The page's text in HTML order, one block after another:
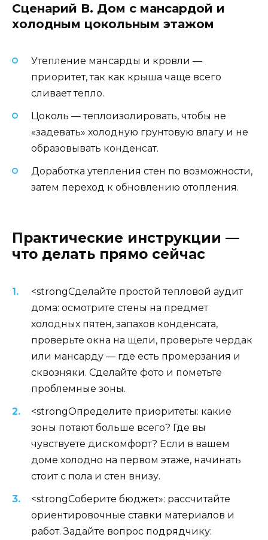
Сценарий В. Дом с мансардой и
холодным цокольным этажом
Утепление мансарды и кровли —
приоритет, так как крыша чаще всего
сливает тепло.
Цоколь — теплоизолировать, чтобы не
«задевать» холодную грунтовую влагу и не
образовывать конденсат.
Доработка утепления стен по возможности,
затем переход к обновлению отопления.
Практические инструкции —
что делать прямо сейчас
<strongСделайте простой тепловой аудит
дома: осмотрите стены на предмет
холодных пятен, запахов конденсата,
проверьте окна на щели, проверьте чердак
или мансарду — где есть промерзания и
сквозняки. Сделайте фото и пометьте
проблемные зоны.
<strongОпределите приоритеты: какие
зоны потают больше всего? Где вы
чувствуете дискомфорт? Если в вашем
доме холодно на первом этаже, начинать
стоит с пола и стен внизу.
<strongСоберите бюджет»: рассчитайте
ориентировочные ставки материалов и
работ. Задайте вопрос подрядчику: